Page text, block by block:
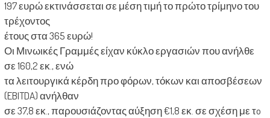
197 ευρώ εκτινάσσεται σε μέση τιμή το πρώτο τρίμηνο του
τρέχοντος
έτους στα 365 ευρώ!
Οι Μινωικές Γραμμές είχαν κύκλο εργασιών που ανήλθε
σε 160,2 εκ., ενώ
τα λειτουργικά κέρδη προ φόρων, τόκων και αποσβέσεων
(EBITDA) ανήλθαν
σε 37,8 εκ., παρουσιάζοντας αύξηση €1,8 εκ. σε σχέση με τo